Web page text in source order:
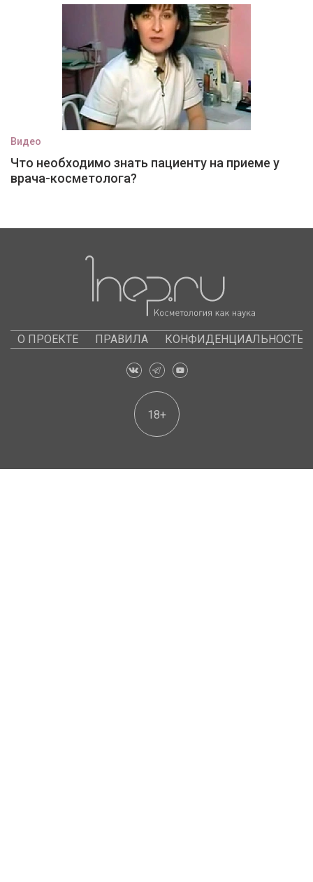
Видео
Что необходимо знать пациенту на приеме у
врача-косметолога?
О ПРОЕКТЕ ПРАВИЛА КОНФИДЕНЦИАЛЬНОСТЬ
18+